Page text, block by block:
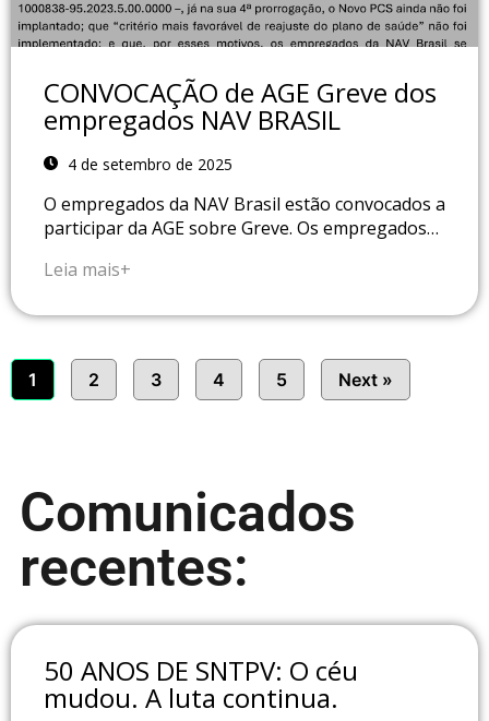
CONVOCAÇÃO de AGE Greve dos
empregados NAV BRASIL
4 de setembro de 2025
O empregados da NAV Brasil estão convocados a
participar da AGE sobre Greve. Os empregados…
Leia mais+
1 2 3 4 5 Next »
Comunicados
recentes:
50 ANOS DE SNTPV: O céu
mudou. A luta continua.